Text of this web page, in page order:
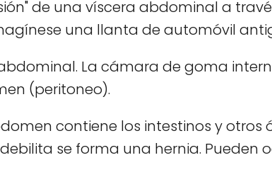
de una víscera abdominal a
una llanta de automóvil
La cámara de goma
(peritoneo).
contiene los intestinos y otros
se forma una hernia. Pueden